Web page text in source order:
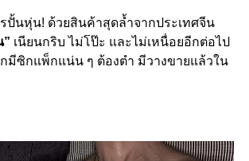
ปั้นหุ่น! ด้วยสินค้าสุดล้ำจากประเทศจีน
เนียนกริบ ไม่โป๊ะ และไม่เหนื่อยอีกต่อไป
มีซิกแพ็กแน่น ๆ ต้องตำ มีวางขายแล้วใน